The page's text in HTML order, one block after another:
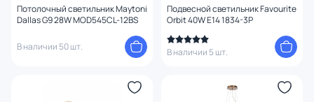
Потолочный светильник Maytoni
Dallas G9 28W MOD545CL-12BS
В наличии 50 шт.
Подвесной светильник Favourite
Orbit 40W E14 1834-3P
В наличии 5 шт.